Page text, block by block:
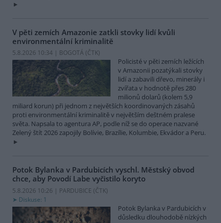
V pěti zemích Amazonie zatkli stovky lidí kvůli
environmentální kriminalitě
5.8.2026 10:34 | BOGOTÁ (ČTK)
Policisté v pěti zemích ležících
v Amazonii pozatýkali stovky
lidí a zabavili dřevo, minerály i
zvířata v hodnotě přes 280
milionů dolarů (kolem 5,9
miliard korun) při jednom z největších koordinovaných zásahů
proti environmentální kriminalitě v největším deštném pralese
světa. Napsala to agentura AP, podle níž se do operace nazvané
Zelený štít 2026 zapojily Bolívie, Brazílie, Kolumbie, Ekvádor a Peru.
Potok Bylanka v Pardubicích vyschl. Městský obvod
chce, aby Povodí Labe vyčistilo koryto
5.8.2026 10:26 | PARDUBICE (ČTK)
Diskuse: 1
Potok Bylanka v Pardubicích v
důsledku dlouhodobě nízkých